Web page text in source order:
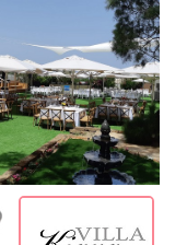
וילה קיארה
וילה קיארה
ראשון לים
עם תפריט